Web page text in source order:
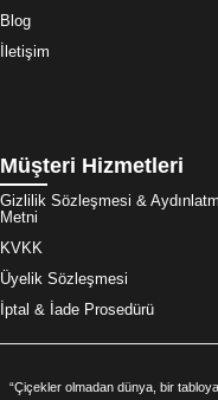
Blog
İletişim
Müşteri Hizmetleri
Gizlilik Sözleşmesi &
Metni
KVKK
Üyelik Sözleşmesi
İptal & İade Prosedürü
“Çiçekler olmadan dünya, bir